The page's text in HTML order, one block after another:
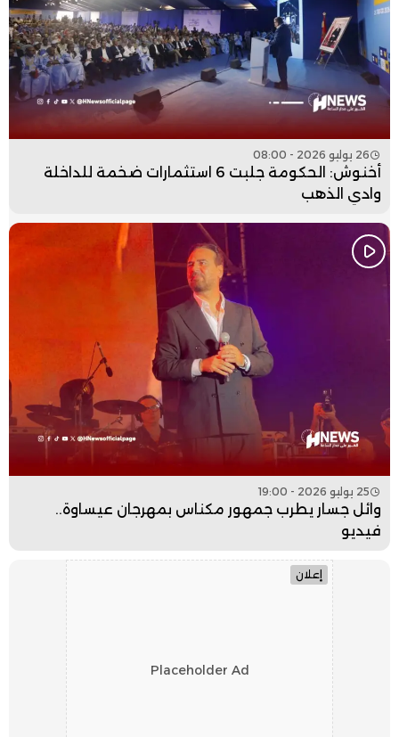
26 يوليو 2026 - 08:00
أخنوش: الحكومة جلبت 6 استثمارات ضخمة للداخلة
وادي الذهب
25 يوليو 2026 - 19:00
وائل جسار يطرب جمهور مكناس بمهرجان عيساوة..
فيديو
إعلان
Placeholder Ad